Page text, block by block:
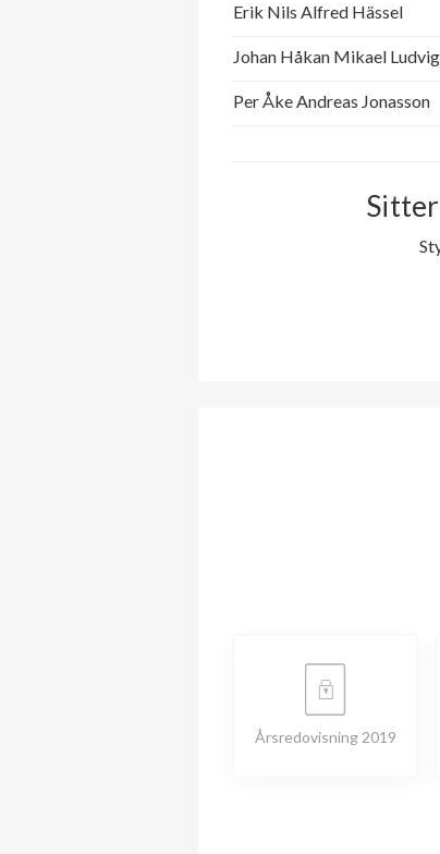
Erik Nils Alfred Hässel
Johan Håkan Mikael
Per Åke Andreas Jonasson
Årsredovisning 2019